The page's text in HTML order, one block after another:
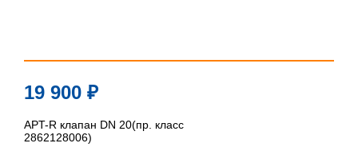
19 900 ₽
APT-R клапан DN 20(пр. класс
2862128006)